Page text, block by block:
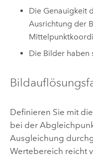
Die Genauigkeit
Ausrichtung der
Die Bilder haben
Definieren Sie mit
bei der
Ausgleichung
Wertebereich reicht